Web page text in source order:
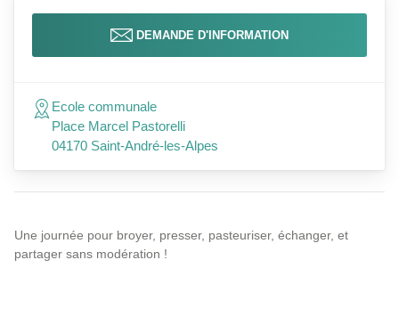
Une journée pour broyer, presser, pasteuriser, échanger, et
partager sans modération !
DEMANDE D'INFORMATION
Ecole communale
Place Marcel Pastorelli
04170 Saint-André-les-Alpes